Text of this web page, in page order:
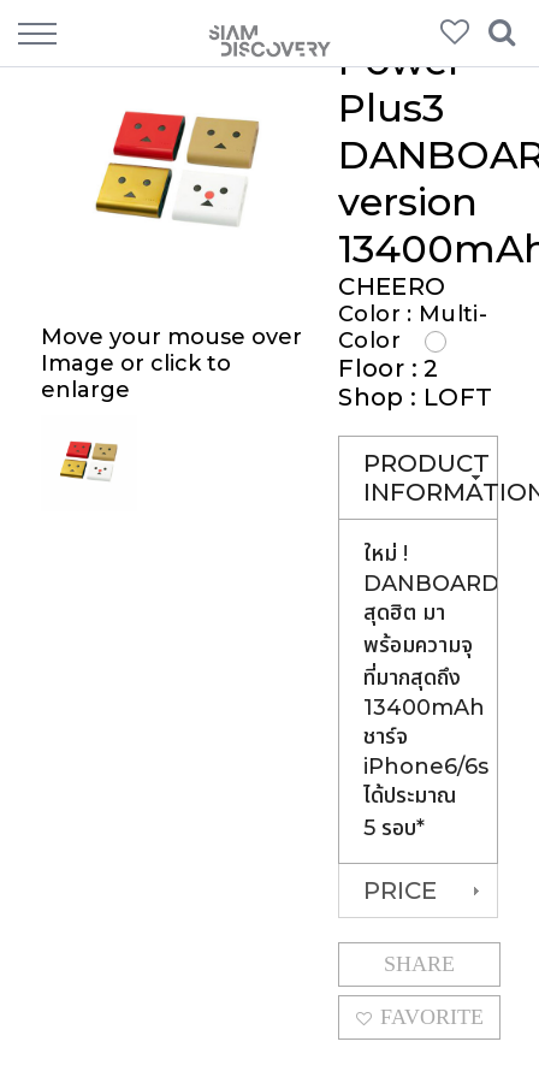
Move your mouse over
Image or click to
enlarge
Power
Plus3
version
CHEERO
Color : Multi-
Color
Floor : 2
Shop : LOFT
PRODUCT
ใหม่ !
DANBOARD
สุดฮิต มา
พร้อมความจุ
ที่มากสุดถึง
13400mAh
ชาร์จ
iPhone6/6s
ได้ประมาณ
5 รอบ*
PRICE
SHARE
FAVORITE